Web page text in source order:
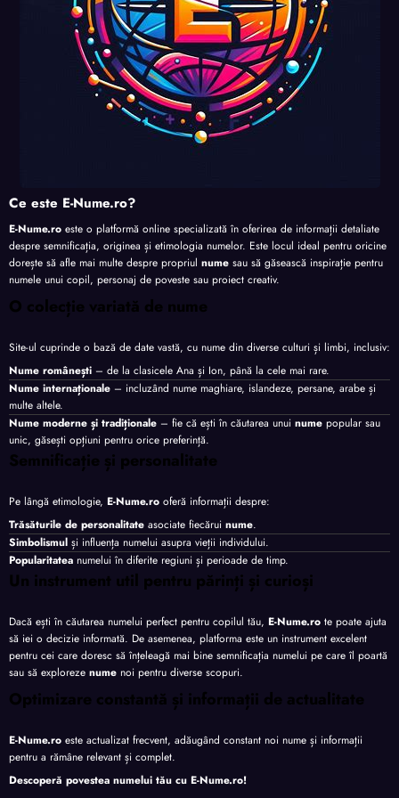
Ce este E-Nume.ro?
E-Nume.ro este o platformă online specializată în oferirea de informații detaliate
despre semnificația, originea și etimologia numelor. Este locul ideal pentru oricine
dorește să afle mai multe despre propriul nume sau să găsească inspirație pentru
numele unui copil, personaj de poveste sau proiect creativ.
O colecție variată de nume
Site-ul cuprinde o bază de date vastă, cu nume din diverse culturi și limbi, inclusiv:
Nume românești – de la clasicele Ana și Ion, până la cele mai rare.
Nume internaționale – incluzând nume maghiare, islandeze, persane, arabe și
multe altele.
Nume moderne și tradiționale – fie că ești în căutarea unui nume popular sau
unic, găsești opțiuni pentru orice preferință.
Semnificație și personalitate
Pe lângă etimologie, E-Nume.ro oferă informații despre:
Trăsăturile de personalitate asociate fiecărui nume.
Simbolismul și influența numelui asupra vieții individului.
Popularitatea numelui în diferite regiuni și perioade de timp.
Un instrument util pentru părinți și curioși
Dacă ești în căutarea numelui perfect pentru copilul tău, E-Nume.ro te poate ajuta
să iei o decizie informată. De asemenea, platforma este un instrument excelent
pentru cei care doresc să înțeleagă mai bine semnificația numelui pe care îl poartă
sau să exploreze nume noi pentru diverse scopuri.
Optimizare constantă și informații de actualitate
E-Nume.ro este actualizat frecvent, adăugând constant noi nume și informații
pentru a rămâne relevant și complet.
Descoperă povestea numelui tău cu E-Nume.ro!